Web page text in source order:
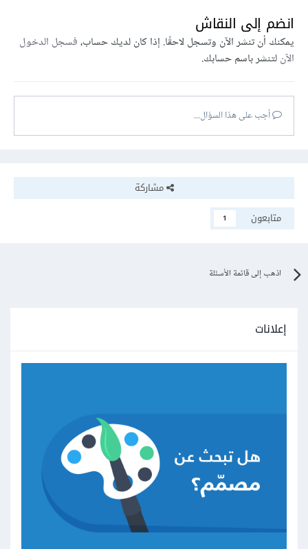
انضم إلى النقاش
يمكنك أن تنشر الآن وتسجل لاحقًا. إذا كان لديك حساب،فسجل الدخول
الآنلتنشر باسم حسابك.
أجب على هذا السؤال...
مشاركة
متابعون
1
اذهب إلى قائمة الأسئلة
إعلانات